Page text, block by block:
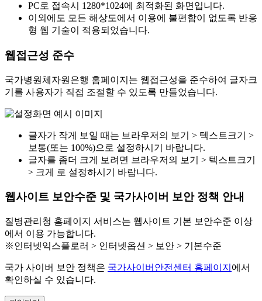
PC로 접속시 1280*1024에 최적화된 화면입니다.
이외에도 모든 해상도에서 이용에 불편함이 없도록 반응
형 웹 기술이 적용되었습니다.
웹접근성 준수
국가병원체자원은행 홈페이지는 웹접근성을 준수하여 글자크
기를 사용자가 직접 조절할 수 있도록 만들었습니다.
글자가 작게 보일 때는 브라우저의 보기 > 텍스트크기 >
보통(또는 100%)으로 설정하시기 바랍니다.
글자를 좀더 크게 보려면 브라우저의 보기 > 텍스트크기
> 크게 로 설정하시기 바랍니다.
웹사이트 보안수준 및 국가사이버 보안 정책 안내
질병관리청 홈페이지 서비스는 웹사이트 기본 보안수준 이상
에서 이용 가능합니다.
※인터넷익스플로러 > 인터넷옵션 > 보안 > 기본수준
국가 사이버 보안 정책은 국가사이버안전센터 홈페이지 에서
확인하실 수 있습니다.